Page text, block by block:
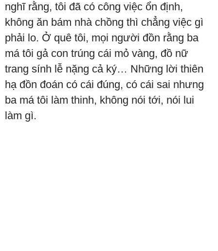
nghĩ rằng, tôi đã có công việc ổn định,
không ăn bám nhà chồng thì chẳng việc gì
phải lo. Ở quê tôi, mọi người đồn rằng ba
má tôi gả con trúng cái mỏ vàng, đồ nữ
trang sính lễ nặng cả ký… Những lời thiên
hạ đồn đoán có cái đúng, có cái sai nhưng
ba má tôi làm thinh, không nói tới, nói lui
làm gì.